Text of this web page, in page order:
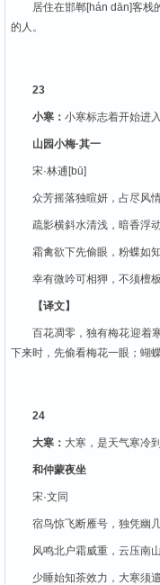
居住在邯郸[hán dān]客栈
的人。
23
小寒： 小寒标志着开始进
山园小梅·其一
宋·林逋[bū]
众芳摇落独暄妍，占尽风情
疏影横斜水清浅，暗香浮动
霜禽欲下先偷眼，粉蝶如知
幸有微吟可相狎，不须檀板
【译文】
百花凋零，独有梅花迎着
下来时，先偷看梅花一眼；蝴
24
大寒： 大寒，是天气寒冷
和仲蒙夜坐
宋·文同
宿鸟惊飞断雁号，独凭幽几
风鸣北户霜威重，云压南山
少睡始知茶效力，大寒须遣